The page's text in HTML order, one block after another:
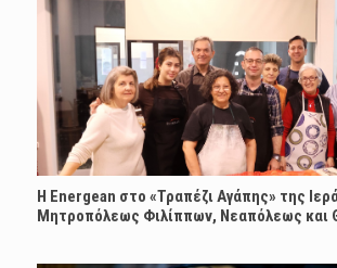
H Energean στο «Τραπέζι Αγάπης» της
Μητροπόλεως Φιλίππων, Νεαπόλεως και